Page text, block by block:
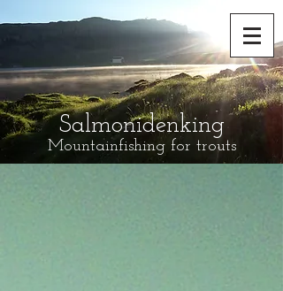
Salmonidenking
Mountainfishing for trouts